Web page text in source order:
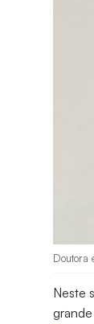
Doutora
Neste